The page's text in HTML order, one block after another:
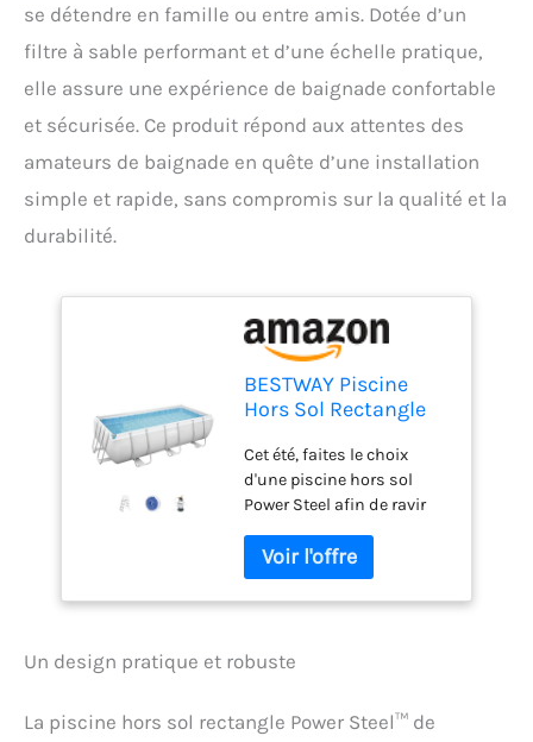
se détendre en famille ou entre amis. Dotée d’un
filtre à sable performant et d’une échelle pratique,
elle assure une expérience de baignade confortable
et sécurisée. Ce produit répond aux attentes des
amateurs de baignade en quête d’une installation
simple et rapide, sans compromis sur la qualité et la
durabilité.
BESTWAY Piscine
Hors Sol Rectangle
201 x 100 cm Gris
Clair avec Filtre à
Sable et échelle
Cet été, faites le choix
d'une piscine hors sol
Power Steel afin de ravir
Durable grâce à son liner
triple épaisseur et son
système antirouille, elle
années. Dimensions hors
Tritech Pompe de filtration
Un design pratique et robuste
La piscine hors sol rectangle Power Steel™ de